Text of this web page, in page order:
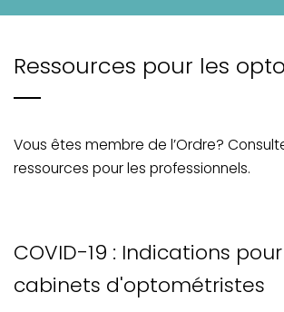
Ressources pour les
Vous êtes membre de l’Ordre?
ressources pour les professionnels.
COVID-19 : Indications
cabinets d'optométristes